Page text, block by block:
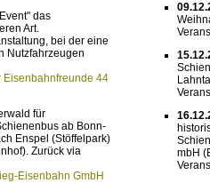
das
Art.
bei der eine
Nutzfahrzeugen
Eisenbahnfreunde 44
für
ab Bonn-
Enspel (Stöffelpark)
Zurück via
Eisenbahn GmbH
mbH